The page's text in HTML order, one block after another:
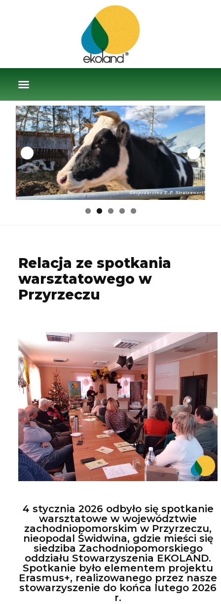
Relacja ze spotkania
warsztatowego w
Przyrzeczu
4 stycznia 2026 odbyło się spotkanie
warsztatowe w województwie
zachodniopomorskim w Przyrzeczu,
nieopodal Świdwina, gdzie mieści się
siedziba Zachodniopomorskiego
oddziału Stowarzyszenia EKOLAND.
Spotkanie było elementem projektu
Erasmus+, realizowanego przez nasze
stowarzyszenie do końca lutego 2026
r.